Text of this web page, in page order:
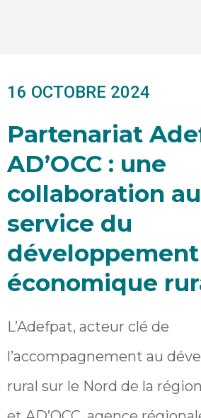
16 OCTOBRE 2024
Partenariat
AD’OCC : une
collaboration au
service du
développement
économique
L’Adefpat, acteur clé de
l’accompagnement au
rural sur le Nord de la